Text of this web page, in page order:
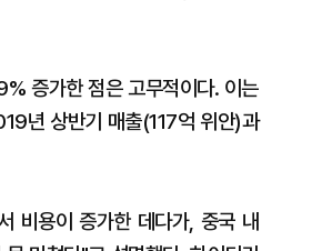
증가한 점은 고무적이다. 이는
년 상반기 매출(117억 위안)과
비용이 증가한 데다가, 중국 내